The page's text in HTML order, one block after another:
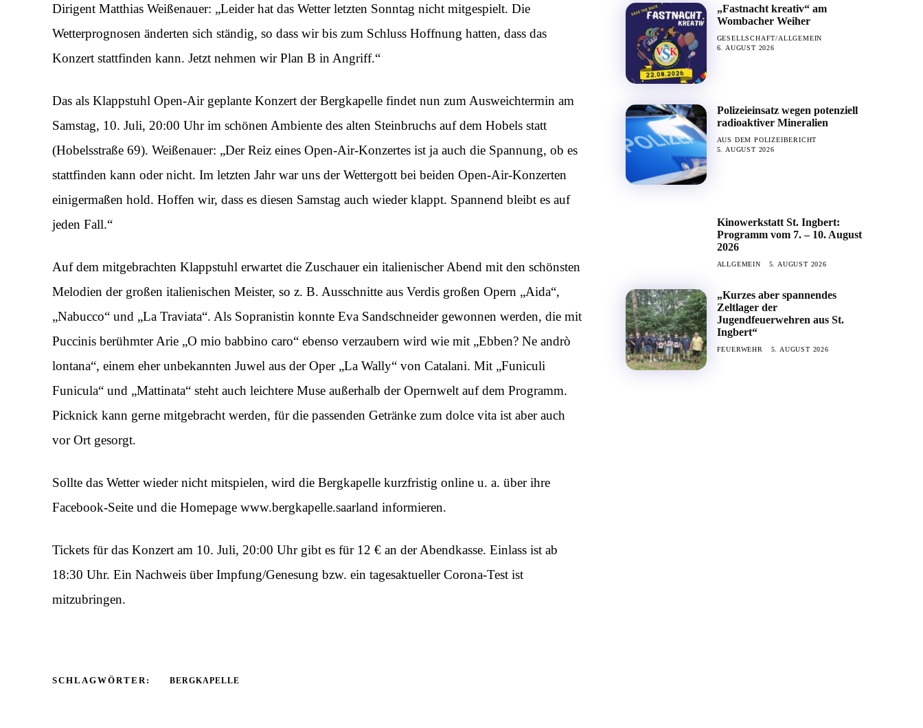
Dirigent Matthias Weißenauer: „Leider hat das Wetter letzten Sonntag nicht mitgespielt. Die
Wetterprognosen änderten sich ständig, so dass wir bis zum Schluss Hoffnung hatten, dass das
Konzert stattfinden kann. Jetzt nehmen wir Plan B in Angriff.“
Das als Klappstuhl Open-Air geplante Konzert der Bergkapelle findet nun zum Ausweichtermin am
Samstag, 10. Juli, 20:00 Uhr im schönen Ambiente des alten Steinbruchs auf dem Hobels statt
(Hobelsstraße 69). Weißenauer: „Der Reiz eines Open-Air-Konzertes ist ja auch die Spannung, ob es
stattfinden kann oder nicht. Im letzten Jahr war uns der Wettergott bei beiden Open-Air-Konzerten
einigermaßen hold. Hoffen wir, dass es diesen Samstag auch wieder klappt. Spannend bleibt es auf
jeden Fall.“
Auf dem mitgebrachten Klappstuhl erwartet die Zuschauer ein italienischer Abend mit den schönsten
Melodien der großen italienischen Meister, so z. B. Ausschnitte aus Verdis großen Opern „Aida“,
„Nabucco“ und „La Traviata“. Als Sopranistin konnte Eva Sandschneider gewonnen werden, die mit
Puccinis berühmter Arie „O mio babbino caro“ ebenso verzaubern wird wie mit „Ebben? Ne andrò
lontana“, einem eher unbekannten Juwel aus der Oper „La Wally“ von Catalani. Mit „Funiculi
Funicula“ und „Mattinata“ steht auch leichtere Muse außerhalb der Opernwelt auf dem Programm.
Picknick kann gerne mitgebracht werden, für die passenden Getränke zum dolce vita ist aber auch
vor Ort gesorgt.
Sollte das Wetter wieder nicht mitspielen, wird die Bergkapelle kurzfristig online u. a. über ihre
Facebook-Seite und die Homepage www.bergkapelle.saarland informieren.
Tickets für das Konzert am 10. Juli, 20:00 Uhr gibt es für 12 € an der Abendkasse. Einlass ist ab
18:30 Uhr. Ein Nachweis über Impfung/Genesung bzw. ein tagesaktueller Corona-Test ist
mitzubringen.
SCHLAGWÖRTER: BERGKAPELLE
„Fastnacht kreativ“ am
Wombacher Weiher
GESELLSCHAFT/ALLGEMEIN
6. AUGUST 2026
Polizeieinsatz wegen potenziell
radioaktiver Mineralien
AUS DEM POLIZEIBERICHT
5. AUGUST 2026
Kinowerkstatt St. Ingbert:
Programm vom 7. – 10. August
2026
ALLGEMEIN 5. AUGUST 2026
„Kurzes aber spannendes
Zeltlager der
Jugendfeuerwehren aus St.
Ingbert“
FEUERWEHR 5. AUGUST 2026